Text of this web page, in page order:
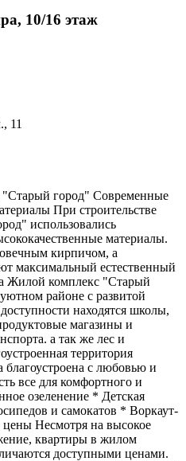
10/16 этаж
11
город" Современные
При строительстве
использовались
материалы.
кирпичом, а
максимальный естественный
Жилой комплекс "Старый
районе с развитой
находятся школы,
магазины и
а так же лес и
территория
с любовью и
все для комфортного и
озеленение * Детская
и самокатов * Воркаут-
Несмотря на высокое
квартиры в жилом
доступными ценами.